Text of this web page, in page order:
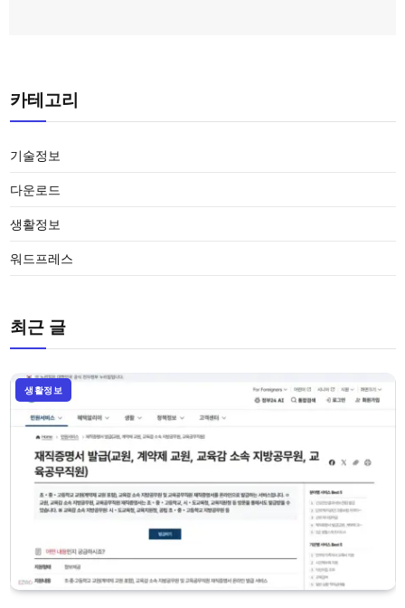
카테고리
기술정보
다운로드
생활정보
워드프레스
최근 글
생활정보